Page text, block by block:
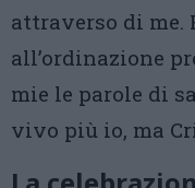
attraverso di me.
all’ordinazione
mie le parole di
vivo più io, ma